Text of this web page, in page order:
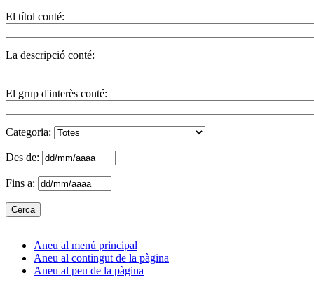
El títol conté:
La descripció conté:
El grup d'interès conté:
Categoria:
Des de:
Fins a:
Aneu al menú principal
Aneu al contingut de la pàgina
Aneu al peu de la pàgina